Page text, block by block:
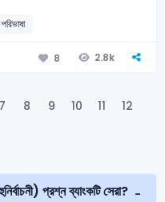
পরিভাষা
8 2.8k
7 8 9 10 11
12
প্রশ্ন ব্যাংকটি সেরা?